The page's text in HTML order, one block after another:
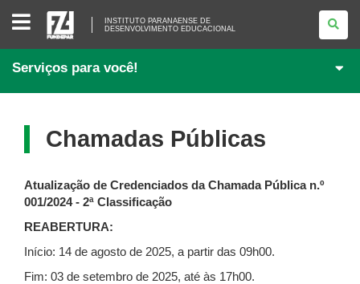
INSTITUTO
PARANAENSE
DE
<BR>DESENVOLVIMENTO
INSTITUTO PARANAENSE DE
DESENVOLVIMENTO EDUCACIONAL
Serviços para você!
Chamadas Públicas
Atualização de Credenciados da Chamada Pública n.º
001/2024 - 2ª Classificação
REABERTURA:
Início: 14 de agosto de 2025, a partir das 09h00.
Fim: 03 de setembro de 2025, até às 17h00.